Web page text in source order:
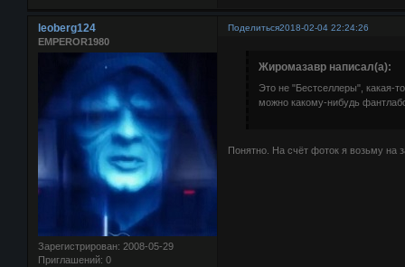
Поделиться2018-02-04 22:24:26
leoberg124
EMPEROR1980
Зарегистрирован: 2008-05-29
Приглашений: 0
Жиромазавр написал(а):
Это не "Бестселлеры", какая-
можно какому-нибудь
Понятно. На счёт фоток я возьму на